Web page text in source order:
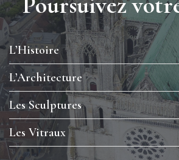
L’Histoire
L’Architecture
Les Sculptures
Les Vitraux